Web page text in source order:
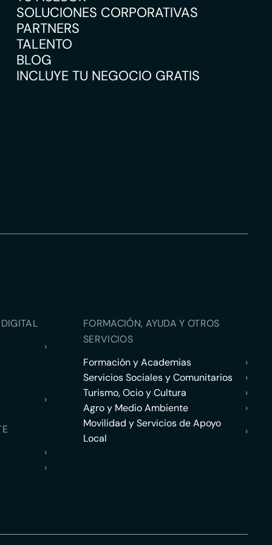
SOLUCIONES CORPORATIVAS
PARTNERS
TALENTO
BLOG
INCLUYE TU NEGOCIO GRATIS
›
›
›
›
FORMACIÓN, AYUDA Y OTROS
SERVICIOS
Formación y Academias
›
Servicios Sociales y Comunitarios
›
Turismo, Ocio y Cultura
›
Agro y Medio Ambiente
›
Movilidad y Servicios de Apoyo
Local
›